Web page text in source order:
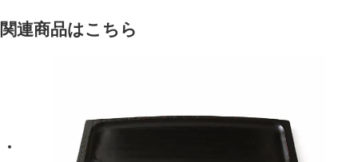
関連商品はこちら